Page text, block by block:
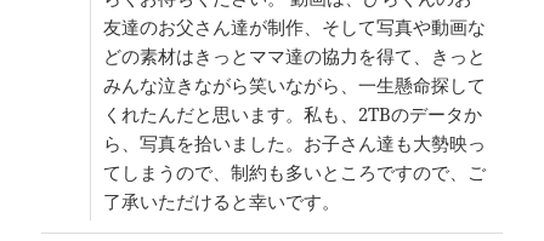
友達のお父さん達が制作、そして写真や動画な
どの素材はきっとママ達の協力を得て、きっと
みんな泣きながら笑いながら、一生懸命探して
くれたんだと思います。私も、2TBのデータか
ら、写真を拾いました。お子さん達も大勢映っ
てしまうので、制約も多いところですので、ご
了承いただけると幸いです。